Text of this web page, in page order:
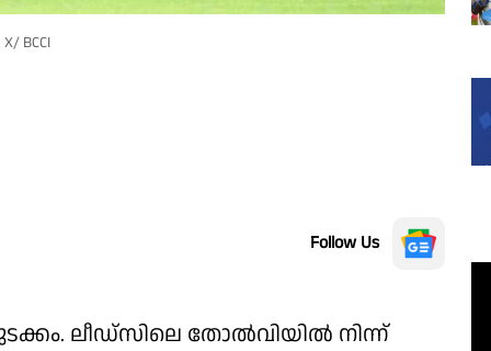
BCCI
Follow Us
തുടക്കം. ലീഡ്സിലെ തോൽവിയിൽ നിന്ന്